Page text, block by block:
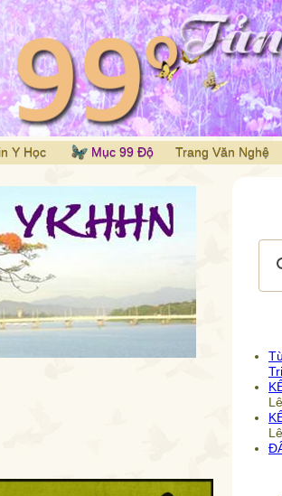
Y Học Mục 99 Độ Trang Văn Nghệ